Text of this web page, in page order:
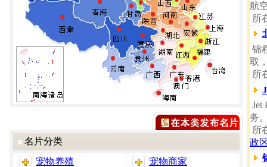
名片分类
宠物养殖
宠物商家
航
所
锦
取
所
Jet
务
所
政